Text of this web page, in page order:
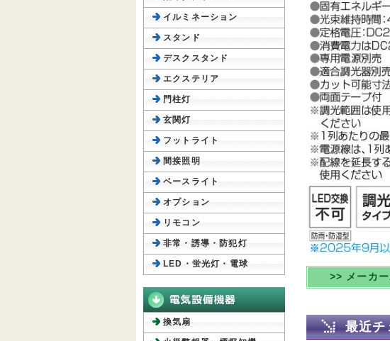
>> メーカ
最近チ
イルミネーション
スタンド
デスクスタンド
エクステリア
門柱灯
玄関灯
フットライト
間接照明
ベースライト
オプション
リモコン
非常・誘導・防犯灯
LED・蛍光灯・電球
換気扇